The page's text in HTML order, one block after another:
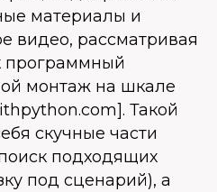
материалы и
видео, рассматривая
программный
монтаж на шкале
Такой
скучные части
подходящих
под сценарий), а